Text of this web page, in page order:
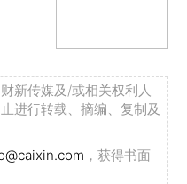
新传媒及/或相关权利人
进行转载、摘编、复制及
，获得书面